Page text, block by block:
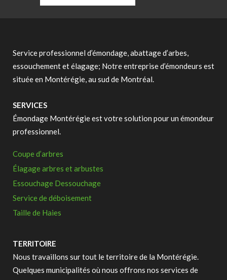
Service professionnel d’émondage, abattage d’arbes,
essouchement et élagage; Notre entreprise d’émondeurs est
située en Montérégie, au sud de Montréal.
SERVICES
Émondage Montérégie est votre solution pour un émondeur
professionnel.
Coupe d’arbres
Élagage arbres et arbustes
Essouchage Dessouchage
Service de déboisement
Taille de Haies
TERRITOIRE
Nous travaillons sur tout le territoire de la Montérégie.
Quelques municipalités où nous offrons nos services de